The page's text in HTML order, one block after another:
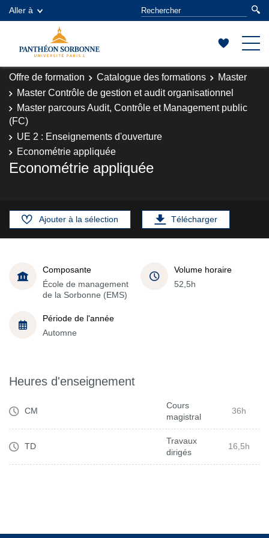
Aller à
Offre de formation Catalogue des formations
Master
Master Contrôle de gestion et audit organisationnel
Master parcours Audit, Contrôle et Management public
(FC)
UE 2 : Enseignements d'ouverture
Econométrie appliquée
Econométrie appliquée
Ajouter à la sélection Télécharger
Composante
École de management
de la Sorbonne (EMS)
Volume horaire
52,5h
Période de l'année
Automne
Heures d'enseignement
CM
Cours
magistral
36h
TD
Travaux
dirigés
16,5h